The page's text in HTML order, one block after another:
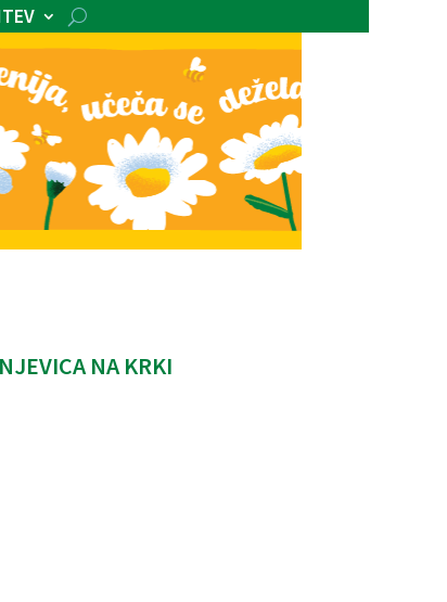
NA KRKI